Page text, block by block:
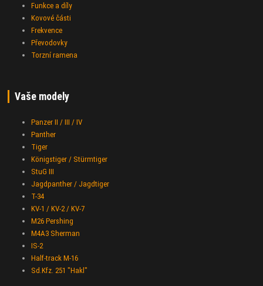
Funkce a díly
Kovové části
Frekvence
Převodovky
Torzní ramena
Vaše modely
Panzer II / III / IV
Panther
Tiger
Königstiger / Stürmtiger
StuG III
Jagdpanther / Jagdtiger
T-34
KV-1 / KV-2 / KV-7
M26 Pershing
M4A3 Sherman
IS-2
Half-track M-16
Sd.Kfz. 251 "Hakl"